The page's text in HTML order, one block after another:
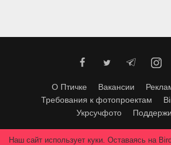
О Птичке Вакансии
Требования к фотопроектам
Укрсучфото
Любое использование материалов
Наш сайт использует куки. Оставаясь на